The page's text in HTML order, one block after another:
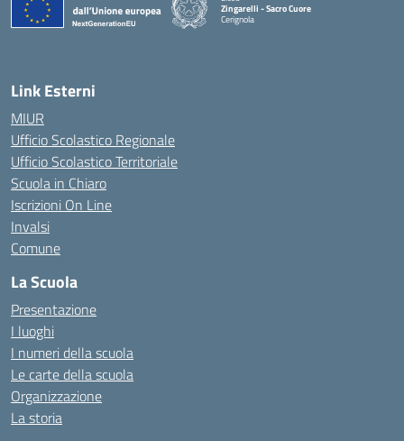
Zingarelli - Sacro Cuore
Cerignola
— Visita la pagina iniziale della scuola
Link Esterni
MIUR
Ufficio Scolastico Regionale
Ufficio Scolastico Territoriale
Scuola in Chiaro
Iscrizioni On Line
Invalsi
Comune
La Scuola
Presentazione
I luoghi
I numeri della scuola
Le carte della scuola
Organizzazione
La storia